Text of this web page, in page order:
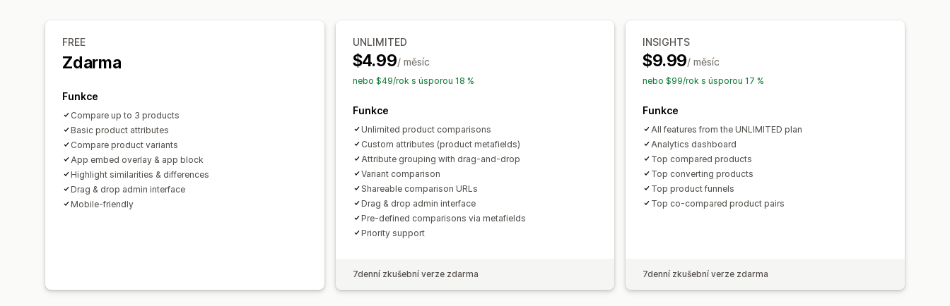
Responzivní design pro mobilní zařízení
FREE
Zdarma
Funkce
Compare up to 3 products
Basic product attributes
Compare product variants
App embed overlay & app block
Highlight similarities & differences
Drag & drop admin interface
Mobile-friendly
UNLIMITED
$4.99/ měsíc
nebo $49/rok s úsporou 18 %
Funkce
Unlimited product comparisons
Custom attributes (product metafields)
Attribute grouping with drag-and-drop
Variant comparison
Shareable comparison URLs
Drag & drop admin interface
Pre-defined comparisons via metafields
Priority support
7denní zkušební verze zdarma
INSIGHTS
$9.99/ měsíc
nebo $99/rok s úsporou 17 %
Funkce
All features from the UNLIMITED plan
Analytics dashboard
Top compared products
Top converting products
Top product funnels
Top co-compared product pairs
7denní zkušební verze zdarma